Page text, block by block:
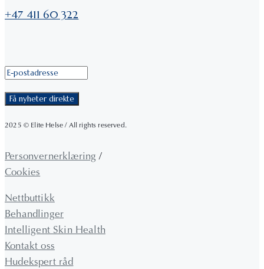
+47 411 60 322
2025 © Elite Helse / All rights reserved.
Personvernerklæring /
Cookies
Nettbuttikk
Behandlinger
Intelligent Skin Health
Kontakt oss
Hudekspert råd